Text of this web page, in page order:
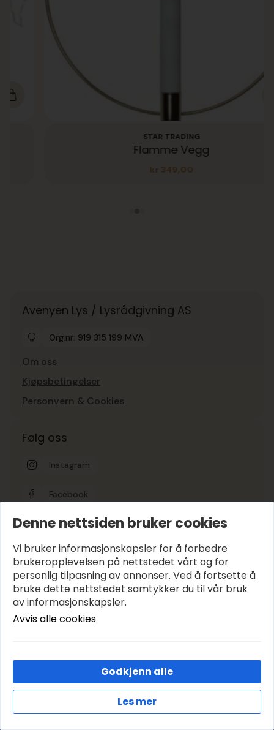
STAR TRADING
Flamme Vegg
349,00
Avenyen Lys / Lysrådgivning AS
Org.nr: 919 315 199 MVA
Om oss
Kjøpsbetingelser
Personvern & Cookies
Følg oss
Instagram
Facebook
Google-vurdering
Hold deg oppdatert
E-post*
Abonner
© 2026 Avenyen Lys – Utviklet og designet av
Denne nettsiden bruker cookies
Vi bruker informasjonskapsler for å forbedre
brukeropplevelsen på nettstedet vårt og for
personlig tilpasning av annonser. Ved å fortsette å
bruke dette nettstedet samtykker du til vår bruk
av informasjonskapsler.
Avvis alle cookies
Les mer
Godkjenn alle
Cookies